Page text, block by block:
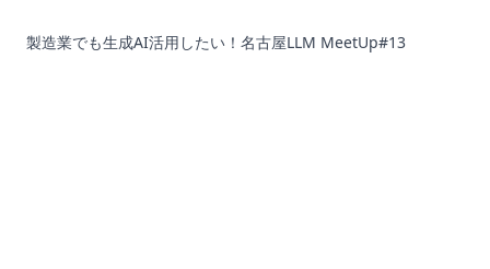
製造業でも生成AI活用したい！名古屋LLM MeetUp#13